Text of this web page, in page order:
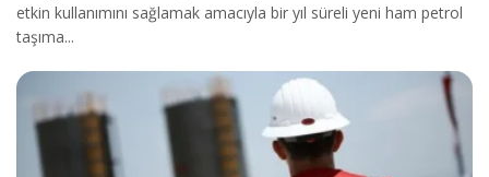
etkin kullanımını sağlamak amacıyla bir yıl süreli yeni ham petrol
taşıma...